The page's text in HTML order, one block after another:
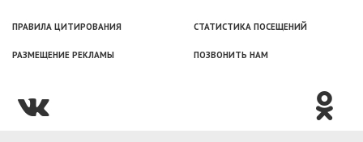
ПРАВИЛА ЦИТИРОВАНИЯ СТАТИСТИКА ПОСЕЩЕНИЙ
РАЗМЕЩЕНИЕ РЕКЛАМЫ ПОЗВОНИТЬ НАМ